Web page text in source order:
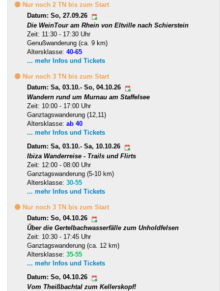
🟡 Nur noch 2 TN bis zum Start
Datum: So, 27.09.26
Die WeinTour am Rhein von Eltville nach Schierstein
Zeit: 11:30 - 17:30 Uhr
Genußwanderung (ca. 9 km)
Altersklasse: 40-65
... mehr Infos und Tickets
🟡 Nur noch 3 TN bis zum Start
Datum: Sa, 03.10.- So, 04.10.26
Wandern rund um Murnau am Staffelsee
Zeit: 10:00 - 17:00 Uhr
Ganztagswanderung (12,11)
Altersklasse: ab 40
... mehr Infos und Tickets
Datum: Sa, 03.10.- Sa, 10.10.26
Ibiza Wanderreise - Trails und Flirts
Zeit: 12:00 - 08:00 Uhr
Ganztagswanderung (5-10 km)
Altersklasse: 30-55
... mehr Infos und Tickets
🟡 Nur noch 3 TN bis zum Start
Datum: So, 04.10.26
Über die Gertelbachwasserfälle zum Unholdfelsen
Zeit: 10:30 - 17:45 Uhr
Ganztagswanderung (ca. 12 km)
Altersklasse: 35-55
... mehr Infos und Tickets
Datum: So, 04.10.26
Vom Theißbachtal zum Kellerskopf!